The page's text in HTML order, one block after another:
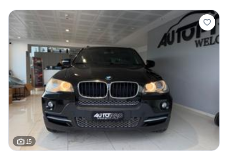
15